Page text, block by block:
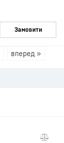
Замовити
вперед »